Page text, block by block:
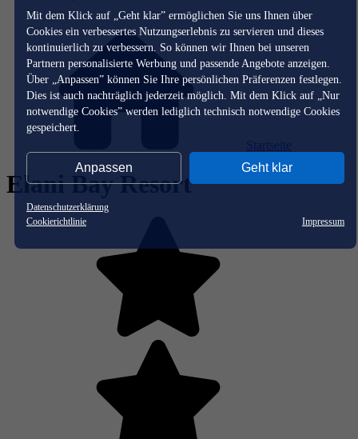
Mit dem Klick auf „Geht klar” ermöglichen Sie uns Ihnen über
Cookies ein verbessertes Nutzungserlebnis zu servieren und dieses
kontinuierlich zu verbessern. So können wir Ihnen bei unseren
Partnern personalisierte Werbung und passende Angebote anzeigen.
Über „Anpassen” können Sie Ihre persönlichen Präferenzen festlegen.
Dies ist auch nachträglich jederzeit möglich. Mit dem Klick auf „Nur
notwendige Cookies” werden lediglich technisch notwendige Cookies
gespeichert.
Anpassen Geht klar
Datenschutzerklärung
Cookierichtlinie
Impressum
Elani Bay Resort